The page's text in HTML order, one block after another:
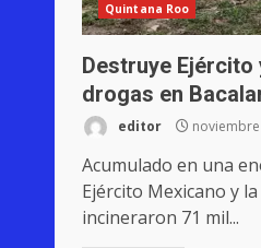
Quintana Roo
Destruye Ejército
drogas en
editor
Acumulado en una
Ejército Mexicano y
incineraron 71 mil...